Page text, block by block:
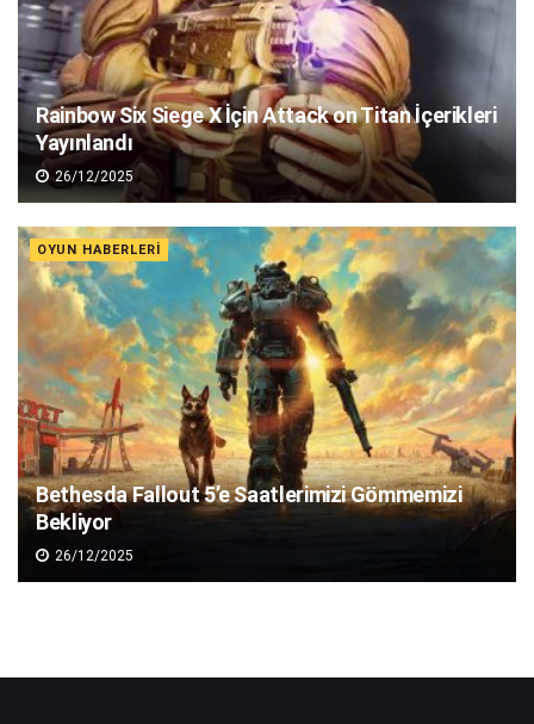
Rainbow Six Siege X İçin Attack on Titan İçerikleri
Yayınlandı
26/12/2025
OYUN HABERLERI
Bethesda Fallout 5’e Saatlerimizi Gömmemizi
Bekliyor
26/12/2025